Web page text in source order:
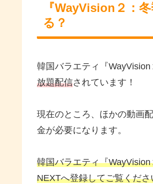
『WayVision２：
る？
韓国バラエティ『
放題配信されています！
現在のところ、ほかの動画
金が必要になります。
韓国バラエティ『
NEXTへ登録してご覧くださ